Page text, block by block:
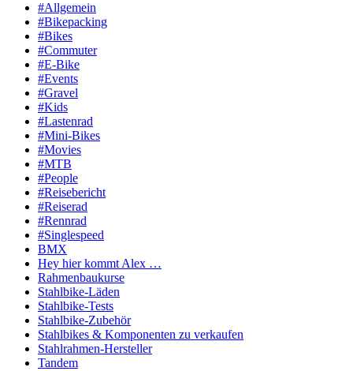
#Allgemein
#Bikepacking
#Bikes
#Commuter
#E-Bike
#Events
#Gravel
#Kids
#Lastenrad
#Mini-Bikes
#Movies
#MTB
#People
#Reisebericht
#Reiserad
#Rennrad
#Singlespeed
BMX
Hey hier kommt Alex …
Rahmenbaukurse
Stahlbike-Läden
Stahlbike-Tests
Stahlbike-Zubehör
Stahlbikes & Komponenten zu verkaufen
Stahlrahmen-Hersteller
Tandem